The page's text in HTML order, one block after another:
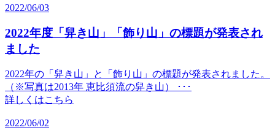
2022/06/03
2022年度「舁き山」「飾り山」の標題が発表され
ました
2022年の「舁き山」と「飾り山」の標題が発表されました。
（※写真は2013年 恵比須流の舁き山） ･･･
詳しくはこちら
2022/06/02